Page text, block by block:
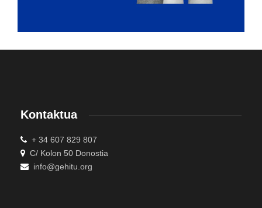
Kontaktua
+ 34 607 829 807
C/ Kolon 50 Donostia
info@gehitu.org